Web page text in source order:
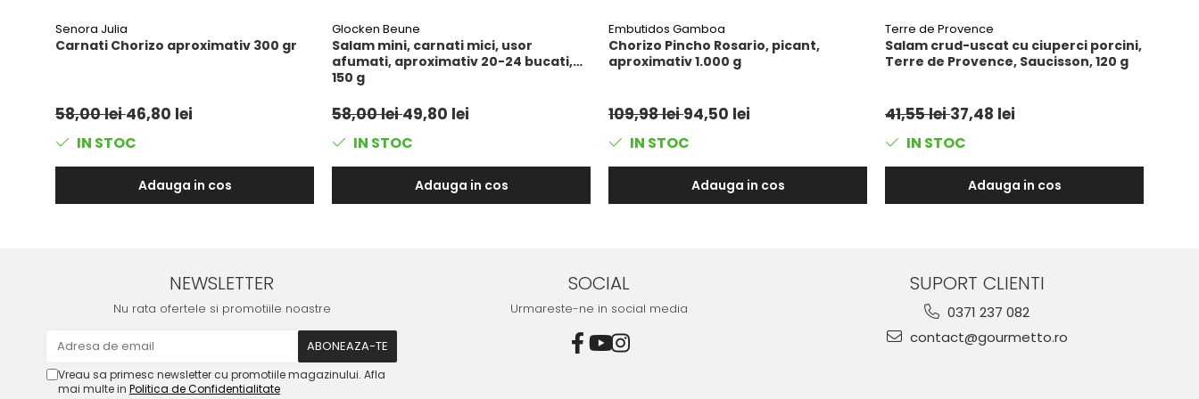
Senora Julia
Carnati Chorizo aproximativ 300 gr
58,00 lei46,80 lei
IN STOC
Adauga in cos
Glocken Beune
Salam mini, carnati mici, usor
afumati, aproximativ 20-24 bucati,
150 g
58,00 lei49,80 lei
IN STOC
Adauga in cos
Embutidos Gamboa
Chorizo ​​​​Pincho Rosario, picant,
aproximativ 1.000 g
109,98 lei94,50 lei
IN STOC
Adauga in cos
Terre de Provence
Salam crud-uscat cu ciuperci porcini,
Terre de Provence, Saucisson, 120 g
41,55 lei37,48 lei
IN STOC
Adauga in cos
NEWSLETTER
Nu rata ofertele si promotiile noastre
Vreau sa primesc newsletter cu promotiile magazinului. Afla
mai multe in Politica de Confidentialitate
SOCIAL
Urmareste-ne in social media
SUPORT CLIENTI
0371 237 082
contact@gourmetto.ro